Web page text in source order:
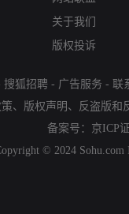
关于我们
版权投诉
搜狐招聘 - 广告服务 - 联
、 版权声明 、 反盗版和
备案号： 京ICP
© 2024 Sohu.com